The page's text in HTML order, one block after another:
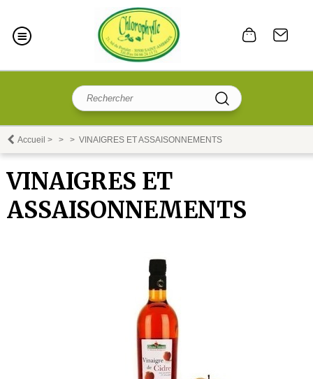
Accueil > > > VINAIGRES ET ASSAISONNEMENTS
VINAIGRES ET
ASSAISONNEMENTS